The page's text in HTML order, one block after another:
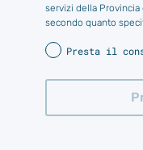
servizi della Provincia
secondo quanto
Presta il